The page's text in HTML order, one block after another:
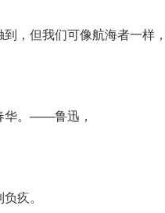
，但我们可像航海者一样
华。——鲁迅，
疚。